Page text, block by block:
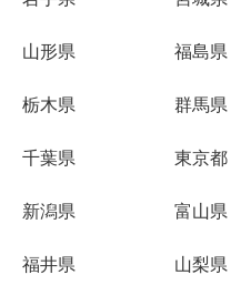
山形県 福島県
栃木県 群馬県
千葉県 東京都
新潟県 富山県
福井県 山梨県